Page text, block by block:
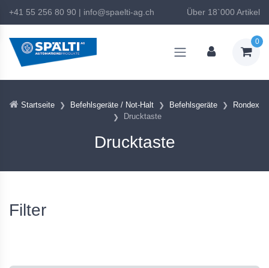
+41 55 256 80 90 | info@spaelti-ag.ch Über 18`000 Artikel
0
Startseite Befehlsgeräte / Not-Halt Befehlsgeräte
Rondex
Drucktaste
Drucktaste
Filter